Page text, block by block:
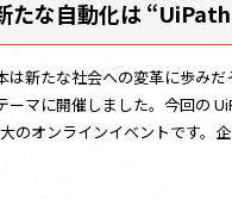
たな自動化は
は新たな社会への変革に歩み
ーマに開催しました。今回の
のオンラインイベントです。